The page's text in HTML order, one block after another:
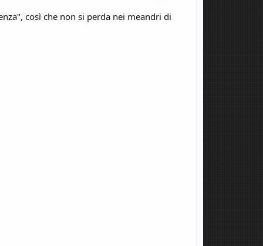
così che non si perda nei meandri di